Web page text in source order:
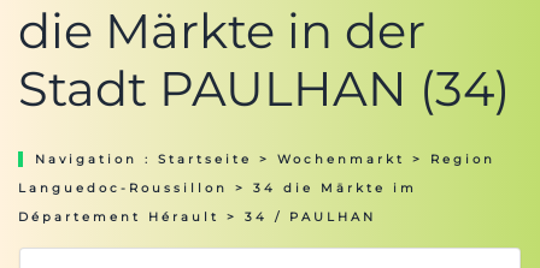
die Märkte in der
Stadt PAULHAN (34)
Navigation : Startseite > Wochenmarkt > Region
Languedoc-Roussillon
> 34 die Märkte im
Département Hérault
> 34 / PAULHAN